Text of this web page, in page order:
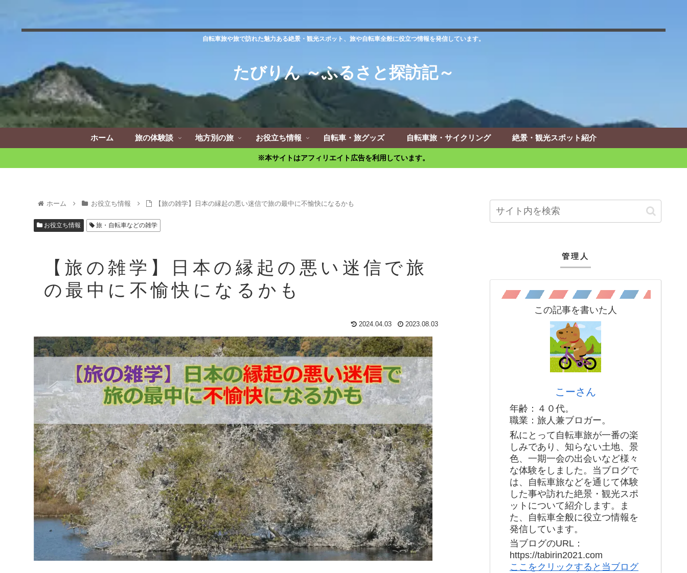
自転車旅や旅で訪れた魅力ある絶景・観光スポット、旅や自転車全般に役立つ情報を発信しています。
たびりん ～ふるさと探訪記～
ホーム 旅の体験談 地方別の旅 お役立ち情報 自転車・旅グッズ 自転車旅・サイクリング 絶景・観光スポット紹介
※本サイトはアフィリエイト広告を利用しています。
ホーム お役立ち情報 【旅の雑学】日本の縁起の悪い迷信で旅の最中に不愉快になるかも
お役立ち情報 旅・自転車などの雑学
【旅の雑学】日本の縁起の悪い迷信で旅
の最中に不愉快になるかも
2024.04.03 2023.08.03
管理人
この記事を書いた人
こーさん
年齢：４０代。
職業：旅人兼ブロガー。
私にとって自転車旅が一番の楽
しみであり、知らない土地、景
色、一期一会の出会いなど様々
な体験をしました。当ブログで
は、自転車旅などを通じて体験
した事や訪れた絶景・観光スポ
ットについて紹介します。ま
た、自転車全般に役立つ情報を
発信しています。
当ブログのURL：
https://tabirin2021.com
ここをクリックすると当ブログ